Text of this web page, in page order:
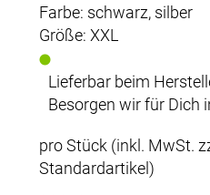
Farbe: schwarz, silber
Größe: XXL
Lieferbar beim
Besorgen wir für Dich
pro Stück (inkl. MwSt.
Standardartikel)